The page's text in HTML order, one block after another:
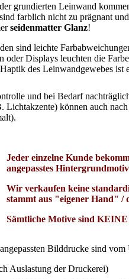
grundierten Leinwand
farblich nicht zu prägnant
seidenmatter Glanz!
sind leichte
oder Displays leuchten die
des Leinwandgewebes
und bei Bedarf
Lichtakzente) können auch
Jeder einzelne Kunde
angepasstes
Wir verkaufen keine
stammt aus "eigener Hand" /
Sämtliche Motive sind
Bilddrucke sind vom
Auslastung der Druckerei)